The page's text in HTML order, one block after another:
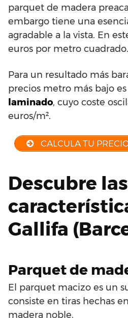
parquet de madera
embargo tiene una
agradable a la vista. En
euros por metro cuadrado.
Para un resultado más
precios metro más bajo
laminado, cuyo coste
euros/m².
CALCULA TU
Descubre las
Gallifa
Parquet de
El parquet macizo es un
consiste en tiras hechas
madera noble.